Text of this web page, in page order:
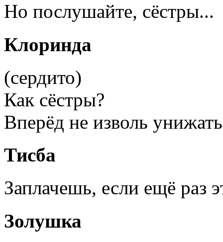
Но послушайте, сёстры...
Клоринда
(сердито)
Как сёстры?
Вперёд не изволь
Тисба
Заплачешь, если ещё раз
Золушка